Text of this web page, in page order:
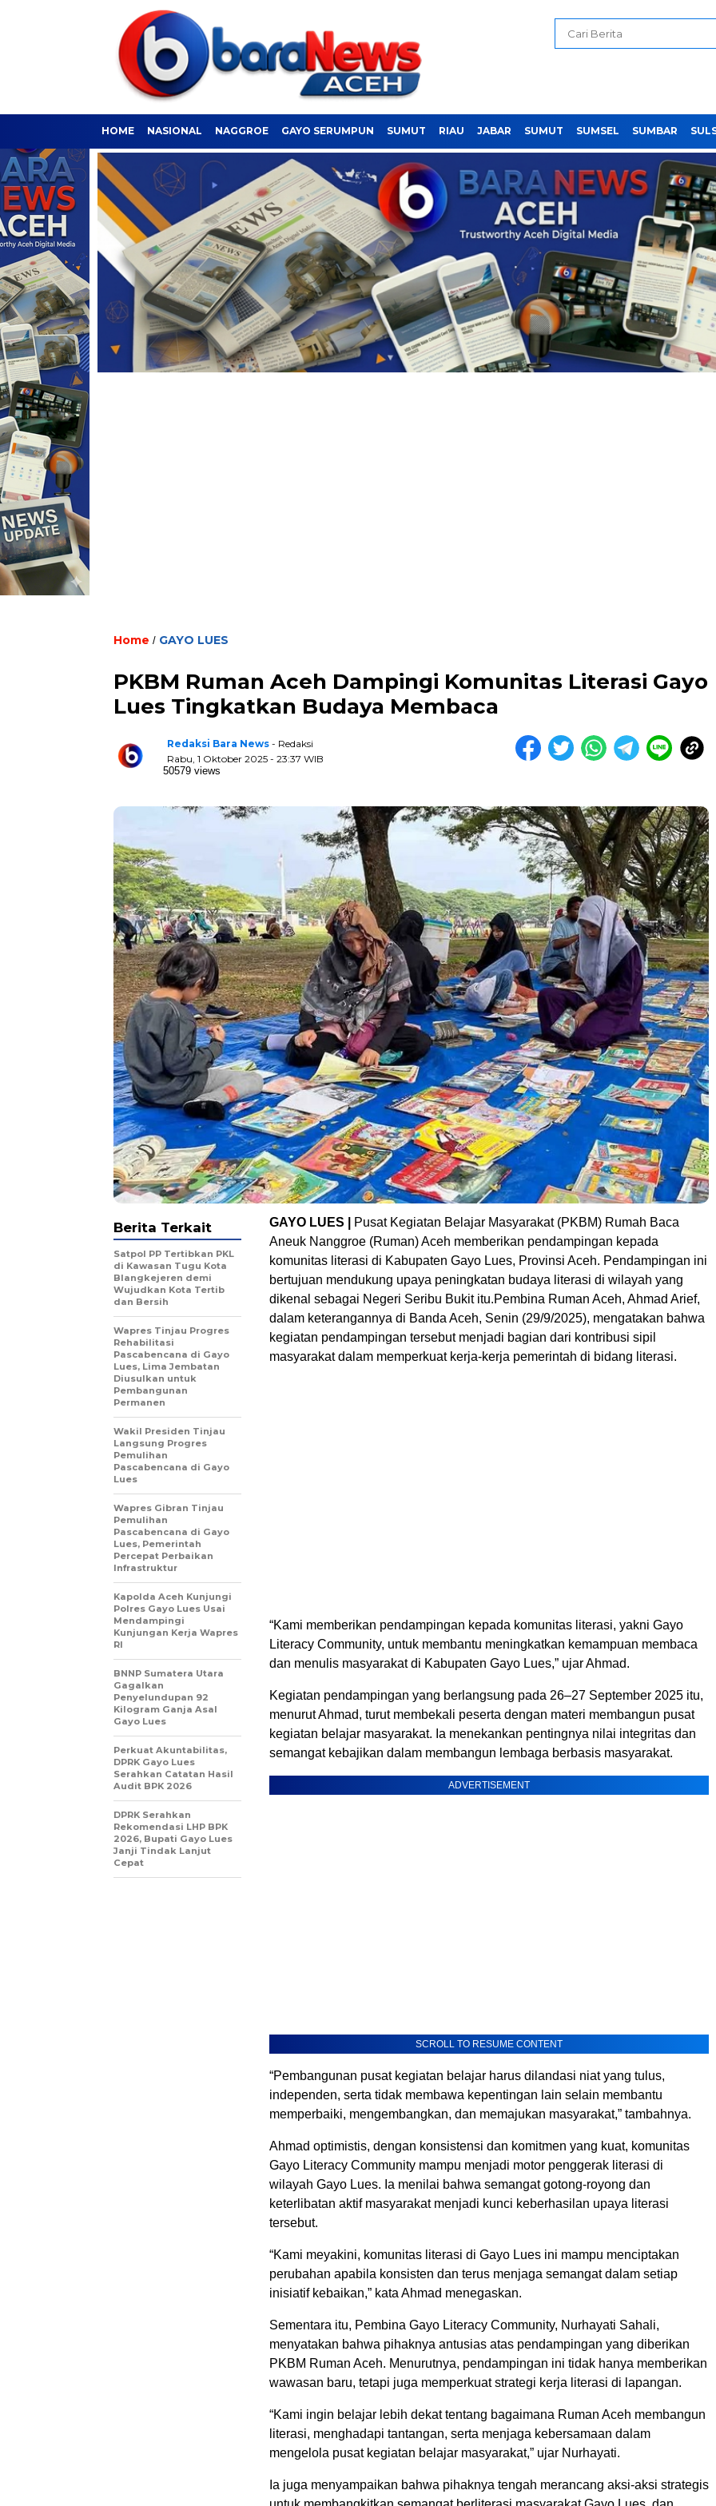
HOME NASIONAL NAGGROE GAYO SERUMPUN SUMUT RIAU JABAR SUMUT SUMSEL SUMBAR
Home / GAYO LUES
PKBM Ruman Aceh Dampingi Komunitas Literasi Gayo
Lues Tingkatkan Budaya Membaca
Redaksi Bara News - Redaksi
Rabu, 1 Oktober 2025 - 23:37 WIB
50579 views
GAYO LUES |
Pusat Kegiatan Belajar Masyarakat (PKBM) Rumah Baca
Aneuk Nanggroe (Ruman) Aceh memberikan pendampingan kepada
komunitas literasi di Kabupaten Gayo Lues, Provinsi Aceh. Pendampingan ini
bertujuan mendukung upaya peningkatan budaya literasi di wilayah yang
dikenal sebagai Negeri Seribu Bukit itu.Pembina Ruman Aceh, Ahmad Arief,
dalam keterangannya di Banda Aceh, Senin (29/9/2025), mengatakan bahwa
kegiatan pendampingan tersebut menjadi bagian dari kontribusi sipil
masyarakat dalam memperkuat kerja-kerja pemerintah di bidang literasi.
“Kami memberikan pendampingan kepada komunitas literasi, yakni Gayo
Literacy Community, untuk membantu meningkatkan kemampuan membaca
dan menulis masyarakat di Kabupaten Gayo Lues,” ujar Ahmad.
Kegiatan pendampingan yang berlangsung pada 26–27 September 2025 itu,
menurut Ahmad, turut membekali peserta dengan materi membangun pusat
kegiatan belajar masyarakat. Ia menekankan pentingnya nilai integritas dan
semangat kebajikan dalam membangun lembaga berbasis masyarakat.
ADVERTISEMENT
SCROLL TO RESUME CONTENT
“Pembangunan pusat kegiatan belajar harus dilandasi niat yang tulus,
independen, serta tidak membawa kepentingan lain selain membantu
memperbaiki, mengembangkan, dan memajukan masyarakat,” tambahnya.
Ahmad optimistis, dengan konsistensi dan komitmen yang kuat, komunitas
Gayo Literacy Community mampu menjadi motor penggerak literasi di
wilayah Gayo Lues. Ia menilai bahwa semangat gotong-royong dan
keterlibatan aktif masyarakat menjadi kunci keberhasilan upaya literasi
tersebut.
“Kami meyakini, komunitas literasi di Gayo Lues ini mampu menciptakan
perubahan apabila konsisten dan terus menjaga semangat dalam setiap
inisiatif kebaikan,” kata Ahmad menegaskan.
Sementara itu, Pembina Gayo Literacy Community, Nurhayati Sahali,
menyatakan bahwa pihaknya antusias atas pendampingan yang diberikan
PKBM Ruman Aceh. Menurutnya, pendampingan ini tidak hanya memberikan
wawasan baru, tetapi juga memperkuat strategi kerja literasi di lapangan.
“Kami ingin belajar lebih dekat tentang bagaimana Ruman Aceh membangun
literasi, menghadapi tantangan, serta menjaga kebersamaan dalam
mengelola pusat kegiatan belajar masyarakat,” ujar Nurhayati.
Ia juga menyampaikan bahwa pihaknya tengah merancang aksi-aksi strategis
Berita Terkait
Satpol PP Tertibkan PKL
di Kawasan Tugu Kota
Blangkejeren demi
Wujudkan Kota Tertib
dan Bersih
Wapres Tinjau Progres
Rehabilitasi
Pascabencana di Gayo
Lues, Lima Jembatan
Diusulkan untuk
Pembangunan
Permanen
Wakil Presiden Tinjau
Langsung Progres
Pemulihan
Pascabencana di Gayo
Lues
Wapres Gibran Tinjau
Pemulihan
Pascabencana di Gayo
Lues, Pemerintah
Percepat Perbaikan
Infrastruktur
Kapolda Aceh Kunjungi
Polres Gayo Lues Usai
Mendampingi
Kunjungan Kerja Wapres
RI
BNNP Sumatera Utara
Gagalkan
Penyelundupan 92
Kilogram Ganja Asal
Gayo Lues
Perkuat Akuntabilitas,
DPRK Gayo Lues
Serahkan Catatan Hasil
Audit BPK 2026
DPRK Serahkan
Rekomendasi LHP BPK
2026, Bupati Gayo Lues
Janji Tindak Lanjut
Cepat